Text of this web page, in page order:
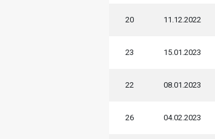
20 11.12.2022
23 15.01.2023
22 08.01.2023
26 04.02.2023